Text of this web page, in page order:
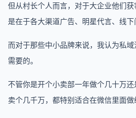
但从村长个人而言，对于大企业他们
是在于各大渠道广告、明星代言、线下
而对于那些中小品牌来说，我认为私
需要的。
不管你是开个小卖部一年做个几十万
卖个几千万，都特别适合在微信里面做